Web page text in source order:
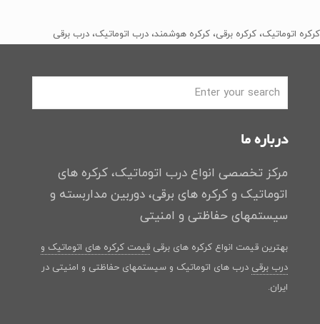
کرکره اتوماتیک، کرکره برقی، کرکره هوشمند، درب اتوماتیک، درب برقی
درباره ما
مرکز تخصصی انواع درب اتوماتیک، کرکره های
اتوماتیک و کرکره های برقی، دوربین مداربسته و
سیستمهای حفاظتی و امنیتی
بهترین قیمت انواع کرکره های برقی قیمت کرکره های اتوماتیک و
درب برقی درب های اتوماتیک و سیستمهای حفاظتی و امنیتی در
ایران.